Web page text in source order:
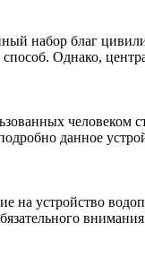
набор благ
Однако,
человеком
данное
на устройство
внимания